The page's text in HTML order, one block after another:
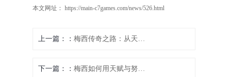
本文网址： https://main-c7games.com/news/526.html
上一篇： 梅西传奇之路：从天赋少年到全球足球的永恒象征
下一篇： 梅西如何用天赋与努力书写足球历史的传奇篇章